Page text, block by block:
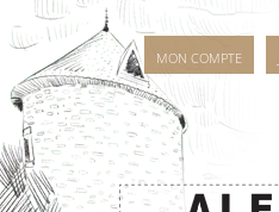
MON COMPTE